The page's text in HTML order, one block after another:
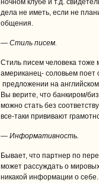
ночном клубе и т.д.
дела не иметь, если не
общения.
— Стиль писем.
Стиль писем человека
американец- соловьем поет
предложении на
Вы верите, что банкиром/
можно стать без
все-таки прививают
— Информативность.
Бывает, что партнер по
может рассуждать о
никакой информации о